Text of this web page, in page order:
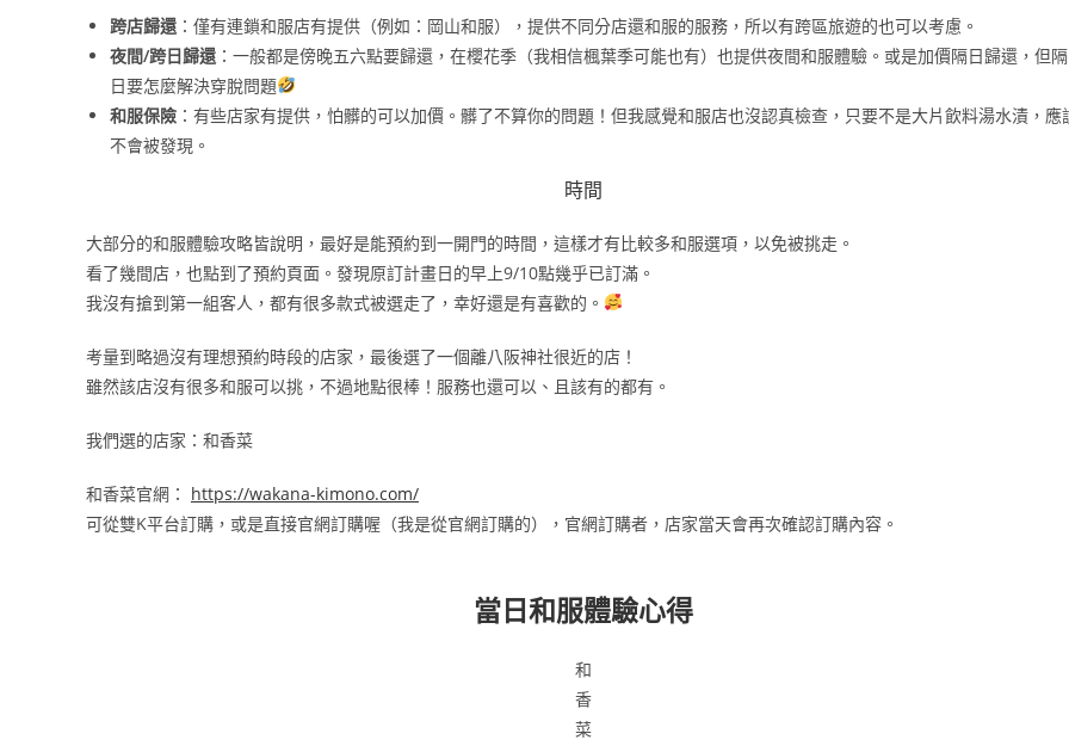
跨店歸還 ：僅有連鎖和服店有提供（例如：岡山和服），提供不同分店還和服的服務，所以有跨區旅遊的也可以考慮。
夜間/跨日歸還 ：一般都是傍晚五六點要歸還，在櫻花季（我相信楓葉季可能也有）也提供夜間和服體驗。或是加價隔日歸還，但隔
日要怎麼解決穿脫問題
和服保險 ：有些店家有提供，怕髒的可以加價。髒了不算你的問題！但我感覺和服店也沒認真檢查，只要不是大片飲料湯水漬，應
不會被發現。
時間
大部分的和服體驗攻略皆說明，最好是能預約到一開門的時間，這樣才有比較多和服選項，以免被挑走。
看了幾間店，也點到了預約頁面。發現原訂計畫日的早上9/10點幾乎已訂滿。
我沒有搶到第一組客人，都有很多款式被選走了，幸好還是有喜歡的。
考量到略過沒有理想預約時段的店家，最後選了一個離八阪神社很近的店！
雖然該店沒有很多和服可以挑，不過地點很棒！服務也還可以、且該有的都有。
我們選的店家：和香菜
和香菜官網： https://wakana-kimono.com/
可從雙K平台訂購，或是直接官網訂購喔（我是從官網訂購的），官網訂購者，店家當天會再次確認訂購內容。
當日和服體驗心得
和
香
菜